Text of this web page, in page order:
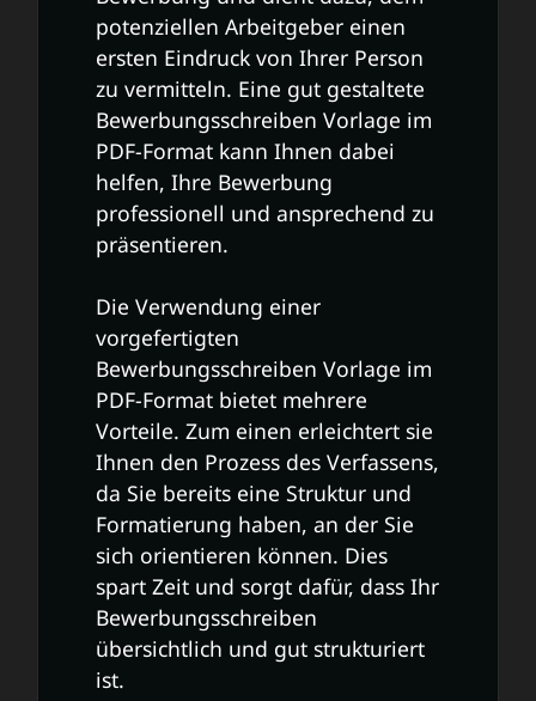
potenziellen Arbeitgeber einen
ersten Eindruck von Ihrer Person
zu vermitteln. Eine gut gestaltete
Bewerbungsschreiben Vorlage im
PDF-Format kann Ihnen dabei
helfen, Ihre Bewerbung
professionell und ansprechend zu
präsentieren.
Die Verwendung einer
vorgefertigten
Bewerbungsschreiben Vorlage im
PDF-Format bietet mehrere
Vorteile. Zum einen erleichtert sie
Ihnen den Prozess des Verfassens,
da Sie bereits eine Struktur und
Formatierung haben, an der Sie
sich orientieren können. Dies
spart Zeit und sorgt dafür, dass Ihr
Bewerbungsschreiben
übersichtlich und gut strukturiert
ist.